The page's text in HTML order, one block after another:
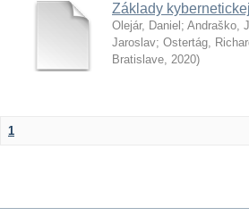
Základy
Olejár, Daniel ; Andraško,
Jaroslav; Ostertág,
Bratislave, 2020)
1